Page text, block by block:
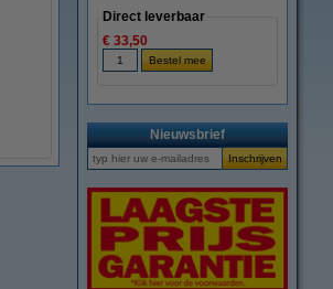
Direct leverbaar
€ 33,50
Nieuwsbrief